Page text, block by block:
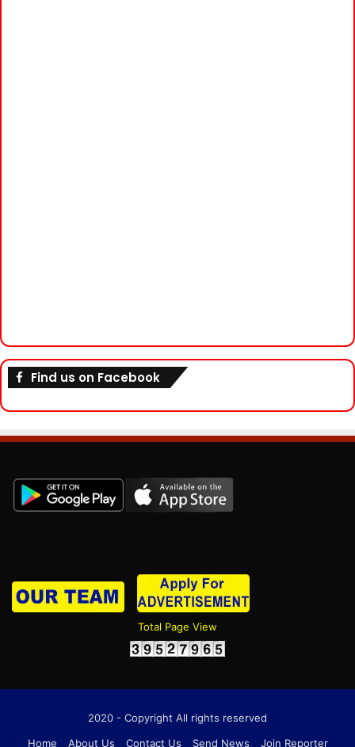
Find us on Facebook
Total Page View
2020 - Copyright All rights reserved
Home
About Us Contact Us Send News Join Reporter